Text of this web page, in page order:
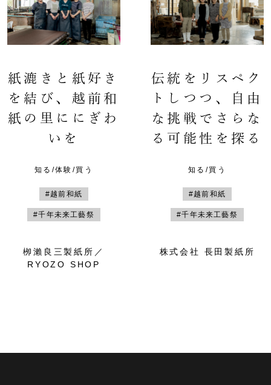
紙漉きと紙好き
を結び、越前和
紙の里ににぎわ
いを
知る/体験/買う
#越前和紙
#千年未来工藝祭
栁瀨良三製紙所／
RYOZO SHOP
伝統をリスペク
トしつつ、自由
な挑戦でさらな
る可能性を探る
知る/買う
#越前和紙
#千年未来工藝祭
株式会社 長田製紙所